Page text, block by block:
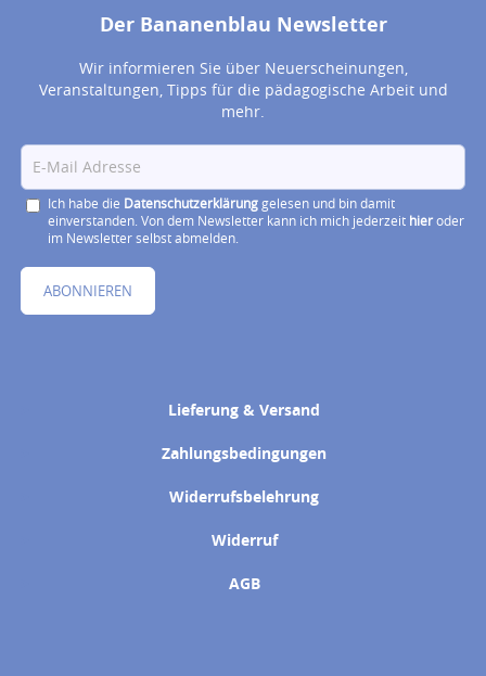
Der Bananenblau Newsletter
Wir informieren Sie über Neuerscheinungen,
Veranstaltungen, Tipps für die pädagogische Arbeit und
mehr.
Ich habe die Datenschutzerklärunggelesen und bin damit
einverstanden. Von dem Newsletter kann ich mich jederzeit hieroder
im Newsletter selbst abmelden.
ABONNIEREN
Lieferung & Versand
Zahlungsbedingungen
Widerrufsbelehrung
Widerruf
AGB